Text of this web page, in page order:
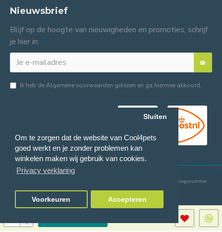
Om te zorgen dat de website van Cool4pets
goed werkt en je zonder problemen kan
winkelen maken wij gebruik van cookies.
Privacy verklaring
Sluiten
Voorkeuren Accepteren
Nieuwsbrief
Blijf op de hoogte van nieuwigheden en promoties, schrijf
je hier in:
Ik heb deAlgemene voorwaarden gelezen en ga hiermee akkoord.
Ondernemingsnummer:
BE0816982597.